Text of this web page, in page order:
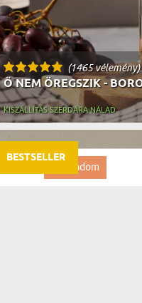
(1465 vélemény)
Ő NEM ÖREGSZIK -
KISZÁLLÍTÁS SZERDÁRA NÁLAD
BESTSELLER
Elfogadom